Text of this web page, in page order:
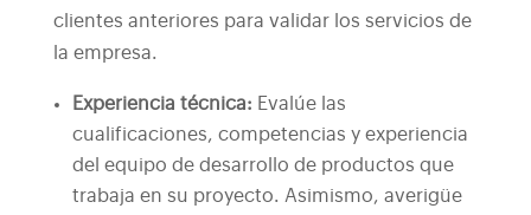
clientes anteriores para validar los servicios de
la empresa.
Experiencia técnica: Evalúe las
cualificaciones, competencias y experiencia
del equipo de desarrollo de productos que
trabaja en su proyecto. Asimismo, averigüe